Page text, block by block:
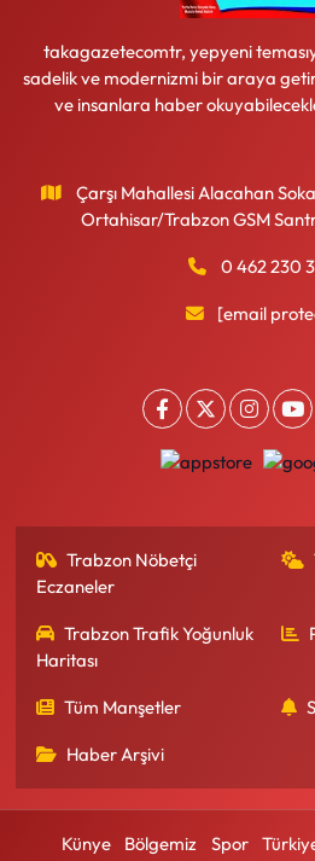
takagazetecomtr, yepyeni
sadelik ve modernizmi bir araya
ve insanlara haber
Çarşı Mahallesi Alacahan
Ortahisar/Trabzon GSM
0 462 230
[email
Trabzon Nöbetçi
Eczaneler
Trabzon Trafik Yoğunluk
Haritası
Tüm Manşetler
Haber Arşivi
Künye Bölgemiz Spor